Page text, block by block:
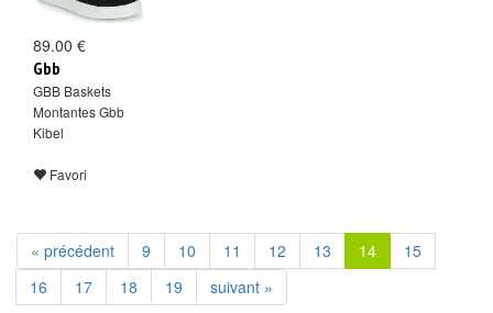
89.00 €
Gbb
GBB Baskets
Montantes Gbb
Kibel
Favori
« précédent 9 10 11 12 13 14
15
16
17 18 19 suivant »